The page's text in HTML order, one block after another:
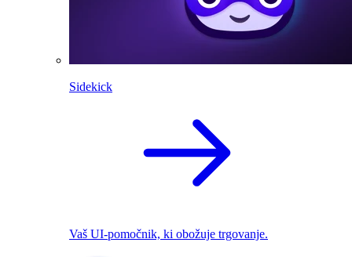
Sidekick
Vaš UI-pomočnik, ki obožuje trgovanje.